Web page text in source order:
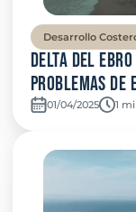
Desarrollo
Delta del
problemas de
01/04/2025 1